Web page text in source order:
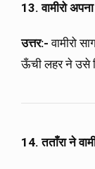
13. वामीरो
उत्तर:-वामीरो
ऊँची लहर ने उसे
14. तताँरा ने